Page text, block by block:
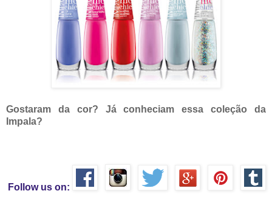
Gostaram da cor? Já conheciam essa coleção da
Impala?
Follow us on: